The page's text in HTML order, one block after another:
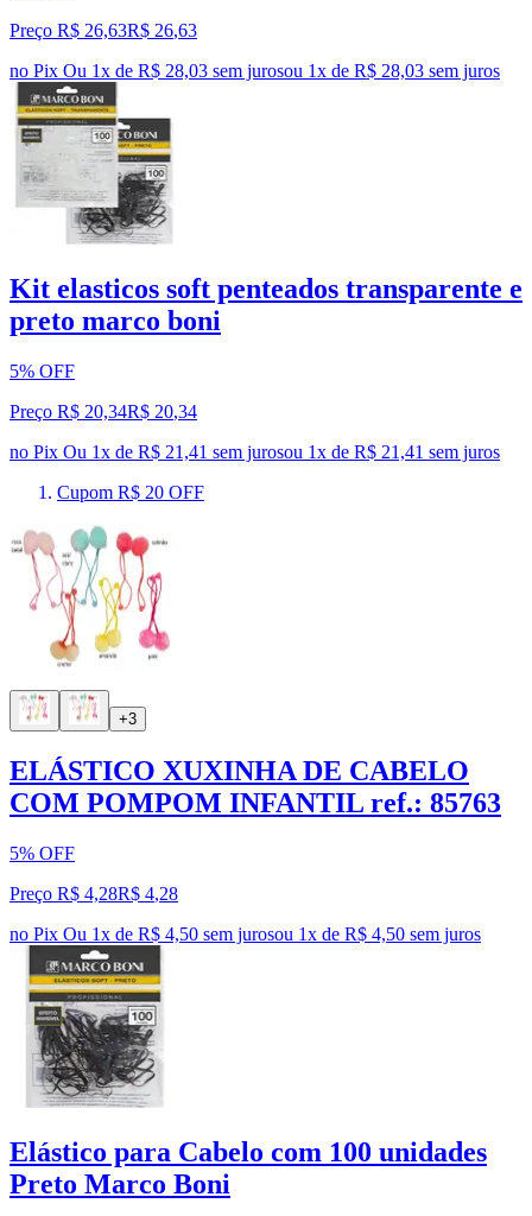
Preço R$ 26,63R$ 26,63
no Pix Ou 1x de R$ 28,03 sem jurosou 1x de R$ 28,03 sem juros
Kit elasticos soft penteados transparente e
preto marco boni
5% OFF
Preço R$ 20,34R$ 20,34
no Pix Ou 1x de R$ 21,41 sem jurosou 1x de R$ 21,41 sem juros
Cupom R$ 20 OFF
+3
ELÁSTICO XUXINHA DE CABELO
COM POMPOM INFANTIL ref.: 85763
5% OFF
Preço R$ 4,28R$ 4,28
no Pix Ou 1x de R$ 4,50 sem jurosou 1x de R$ 4,50 sem juros
Elástico para Cabelo com 100 unidades
Preto Marco Boni